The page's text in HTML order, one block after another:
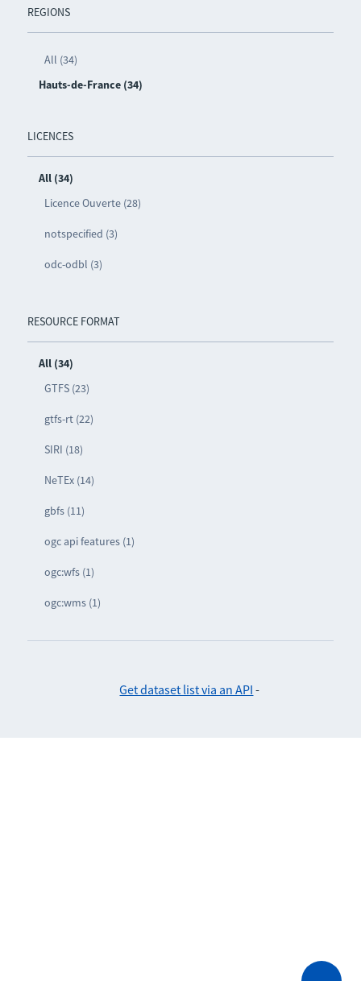
REGIONS
All (34)
Hauts-de-France (34)
LICENCES
All (34)
Licence Ouverte (28)
notspecified (3)
odc-odbl (3)
RESOURCE FORMAT
All (34)
GTFS (23)
gtfs-rt (22)
SIRI (18)
NeTEx (14)
gbfs (11)
ogc api features (1)
ogc:wfs (1)
ogc:wms (1)
Get dataset list via an API -